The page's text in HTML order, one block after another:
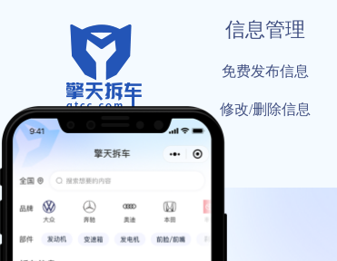
信息管理
免费发布信息
修改/删除信息